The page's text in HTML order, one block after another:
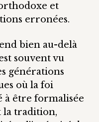
et
erronées.
bien au-delà
souvent vu
générations
où la foi
à être formalisée
la tradition,